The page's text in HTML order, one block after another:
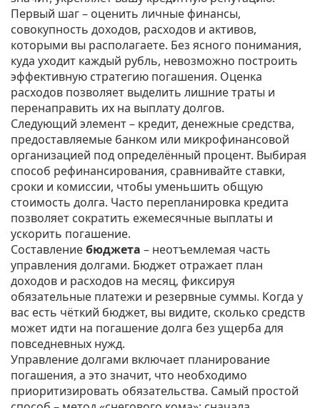
Первый шаг – оценить личные финансы,
совокупность доходов, расходов и активов,
которыми вы располагаете. Без ясного понимания,
куда уходит каждый рубль, невозможно построить
эффективную стратегию погашения. Оценка
расходов позволяет выделить лишние траты и
перенаправить их на выплату долгов.
Следующий элемент – кредит, денежные средства,
предоставляемые банком или микрофинансовой
организацией под определённый процент. Выбирая
способ рефинансирования, сравнивайте ставки,
сроки и комиссии, чтобы уменьшить общую
стоимость долга. Часто перепланировка кредита
позволяет сократить ежемесячные выплаты и
ускорить погашение.
Составлениебюджета – неотъемлемая часть
управления долгами. Бюджет отражает план
доходов и расходов на месяц, фиксируя
обязательные платежи и резервные суммы. Когда у
вас есть чёткий бюджет, вы видите, сколько средств
может идти на погашение долга без ущерба для
повседневных нужд.
Управление долгами включает планирование
погашения, а это значит, что необходимо
приоритизировать обязательства. Самый простой